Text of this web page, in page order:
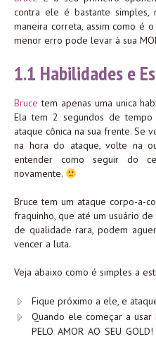
contra ele é bastante
maneira correta, assim como é
menor erro pode levar à sua
1.1 Habilidades e
Bruce tem apenas uma unica
Ela tem 2 segundos de
ataque cônica na sua frente. Se
na hora do ataque, volte na
entender como seguir do
novamente.
Bruce tem um ataque corpo-a-
fraquinho, que até um usuário
de qualidade rara, podem
vencer a luta.
Veja abaixo como é simples a
Fique próximo a ele, e
Quando ele começar a usar
PELO AMOR AO SEU